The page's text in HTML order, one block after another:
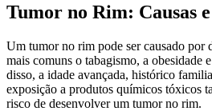
Tumor no Rim: Causas
Um tumor no rim pode ser causado por
mais comuns o tabagismo, a obesidade
disso, a idade avançada, histórico
exposição a produtos químicos tóxicos
risco de desenvolver um tumor no rim.